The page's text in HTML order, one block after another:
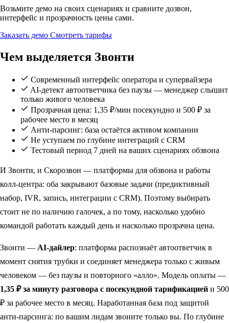
Возьмите демо на своих сценариях и сравните дозвон,
интерфейс и прозрачность цены сами.
Заказать демо Смотреть тарифы
Чем выделяется Звонти
Современный интерфейс оператора и супервайзера
AI-детект автоответчика без паузы — менеджер слышит
только живого человека
Прозрачная цена: 1,35 ₽/мин посекундно и 500 ₽ за
рабочее место в месяц
Анти-парсинг: база остаётся активом компании
Не уступаем по глубине интеграций с CRM
Тестовый период 7 дней на ваших сценариях обзвона
И Звонти, и Скорозвон — платформы для обзвона и работы
колл-центра: оба закрывают базовые задачи (предиктивный
набор, IVR, запись, интеграции с CRM). Поэтому выбирать
стоит не по наличию галочек, а по тому, насколько удобно
командой работать каждый день и насколько прозрачна цена.
Звонти — AI-дайлер: платформа распознаёт автоответчик в
момент снятия трубки и соединяет менеджера только с живым
человеком — без паузы и повторного «алло». Модель оплаты —
1,35 ₽ за минуту разговора с посекундной тарификацией и 500
₽ за рабочее место в месяц. Наработанная база под защитой
анти-парсинга: по вашим лидам звоните только вы. По глубине